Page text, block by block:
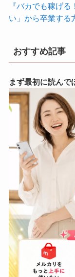
『バカでも稼げ
い」から卒業する
おすすめ記事
まず最初に読んで